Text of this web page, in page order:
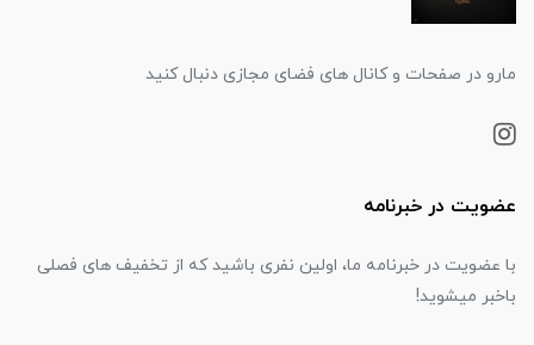
مارو در صفحات و کانال های فضای مجازی دنبال کنید
عضویت در خبرنامه
با عضویت در خبرنامه ما، اولین نفری باشید که از تخفیف های فصلی
باخبر میشوید!